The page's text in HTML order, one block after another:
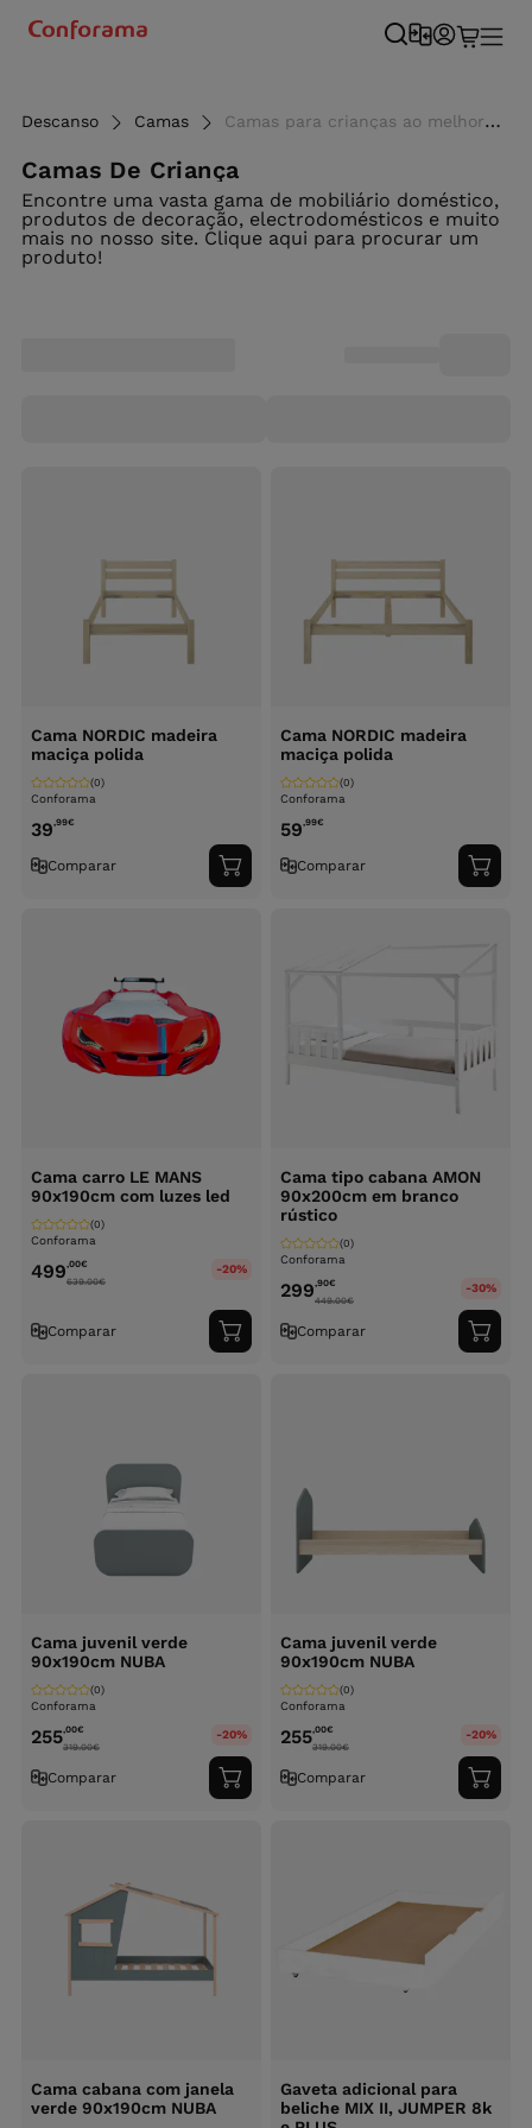
Descanso Camas Camas para crianças ao melhor preço - Conforama
Camas De Criança
Encontre uma vasta gama de mobiliário doméstico,
produtos de decoração, electrodomésticos e muito
mais no nosso site. Clique aqui para procurar um
produto!
Cama NORDIC madeira
maciça polida
Conforama
(0)
39,99€
Comparar
Adicionar
ao
Cama NORDIC madeira
maciça polida
Conforama
(0)
59,99€
Comparar
ao
Cama carro LE MANS
90x190cm com luzes led
Conforama
(0)
499,00€
639.00€
-20%
Comparar
Adicionar
ao
Cama tipo cabana AMON
90x200cm em branco
rústico
Conforama
(0)
299,90€
449.00€
-30%
Comparar
ao
Cama juvenil verde
90x190cm NUBA
Conforama
(0)
255,00€
319.00€
-20%
Comparar
Adicionar
ao
Cama juvenil verde
90x190cm NUBA
Conforama
(0)
255,00€
319.00€
-20%
Comparar
ao
Cama cabana com janela
verde 90x190cm NUBA
Gaveta adicional para
beliche MIX II, JUMPER 8k